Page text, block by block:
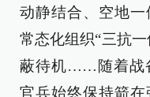
动静结合、空地
常态化组织“三抗
蔽待机……随着战
官兵始终保持箭